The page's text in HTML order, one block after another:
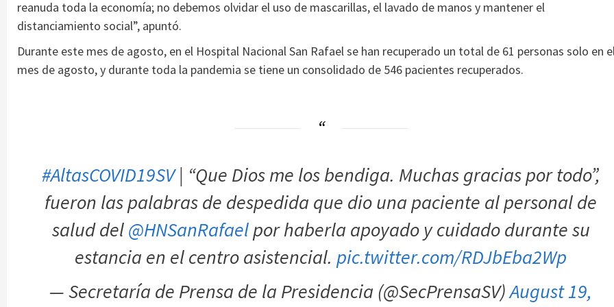
reanuda toda la economía; no debemos olvidar el uso de mascarillas, el lavado de manos y mantener el
distanciamiento social”, apuntó.
Durante este mes de agosto, en el Hospital Nacional San Rafael se han recuperado un total de 61 personas solo en
mes de agosto, y durante toda la pandemia se tiene un consolidado de 546 pacientes recuperados.
#AltasCOVID19SV| “Que Dios me los bendiga. Muchas gracias por todo”,
fueron las palabras de despedida que dio una paciente al personal de
salud del@HNSanRafaelpor haberla apoyado y cuidado durante su
estancia en el centro asistencial. pic.twitter.com/RDJbEba2Wp
— Secretaría de Prensa de la Presidencia (@SecPrensaSV)August 19,